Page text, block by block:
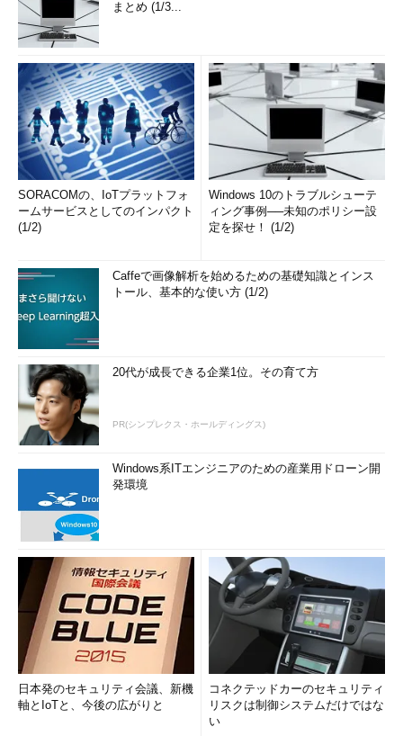
まとめ (1/3...
SORACOMの、IoTプラットフォ
ームサービスとしてのインパクト
(1/2)
Windows 10のトラブルシューテ
ィング事例──未知のポリシー設
定を探せ！ (1/2)
Caffeで画像解析を始めるための基礎知識とインス
トール、基本的な使い方 (1/2)
20代が成長できる企業1位。その育て方
PR(シンプレクス・ホールディングス)
Windows系ITエンジニアのための産業用ドローン開
発環境
日本発のセキュリティ会議、新機
軸とIoTと、今後の広がりと
コネクテッドカーのセキュリティ
リスクは制御システムだけではな
い